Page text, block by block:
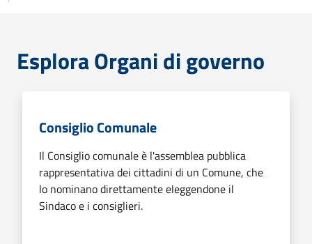
Esplora Organi di governo
Consiglio Comunale
Il Consiglio comunale è l'assemblea pubblica
rappresentativa dei cittadini di un Comune, che
lo nominano direttamente eleggendone il
Sindaco e i consiglieri.